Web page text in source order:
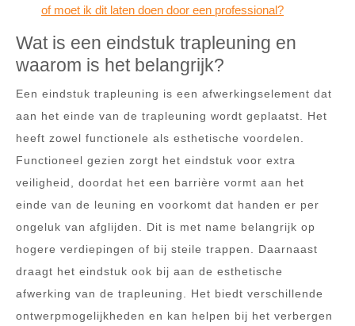
of moet ik dit laten doen door een professional?
Wat is een eindstuk trapleuning en
waarom is het belangrijk?
Een eindstuk trapleuning is een afwerkingselement dat
aan het einde van de trapleuning wordt geplaatst. Het
heeft zowel functionele als esthetische voordelen.
Functioneel gezien zorgt het eindstuk voor extra
veiligheid, doordat het een barrière vormt aan het
einde van de leuning en voorkomt dat handen er per
ongeluk van afglijden. Dit is met name belangrijk op
hogere verdiepingen of bij steile trappen. Daarnaast
draagt het eindstuk ook bij aan de esthetische
afwerking van de trapleuning. Het biedt verschillende
ontwerpmogelijkheden en kan helpen bij het verbergen